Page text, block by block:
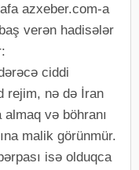
azxeber.com-a
verən hadisələr
ciddi
rejim, nə də İran
və böhranı
malik görünmür.
isə olduqca